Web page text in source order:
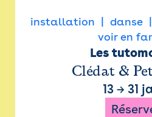
installation danse
voir en
Les
Clédat &
13→ 31